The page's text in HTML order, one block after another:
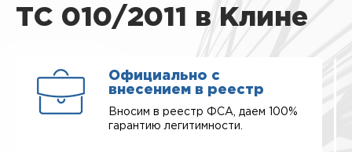
ТС 010/2011 в Клине
Официально с
внесением в реестр
Вносим в реестр ФСА, даем 100%
гарантию легитимности.